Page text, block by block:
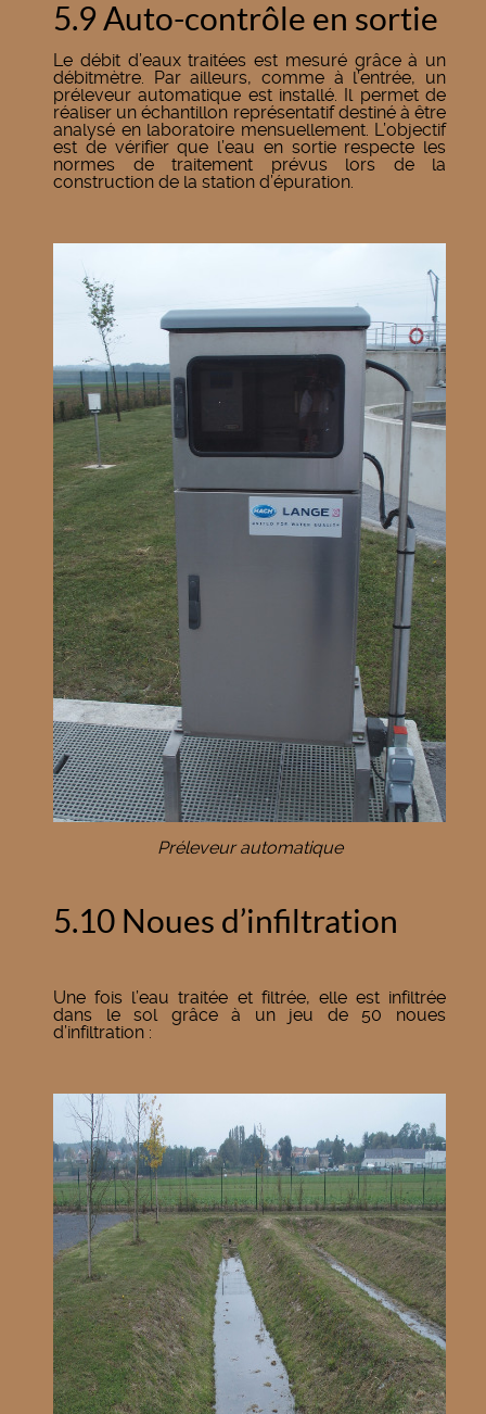
5.9 Auto-contrôle en sortie
Le débit d’eaux traitées est mesuré grâce à un
débitmètre. Par ailleurs, comme à l’entrée, un
préleveur automatique est installé. Il permet de
réaliser un échantillon représentatif destiné à être
analysé en laboratoire mensuellement. L’objectif
est de vérifier que l’eau en sortie respecte les
normes de traitement prévus lors de la
construction de la station d’épuration.
Préleveur automatique
5.10 Noues d’infiltration
Une fois l’eau traitée et filtrée, elle est infiltrée
dans le sol grâce à un jeu de 50 noues
d’infiltration :